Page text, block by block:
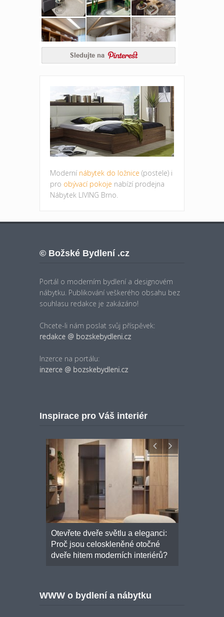
Moderní nábytek do ložnice (postele) i
pro obývací pokoje nabízí prodejna
Nábytek LIVING Brno.
© Božské Bydlení .cz
Portál o moderním bydlení a designovém
nábytku. Publikování veškerého obsahu bez
souhlasu redakce je zakázáno!
Chcete-li nám poslat svůj příspěvek:
redakce @ bozskebydleni.cz
Inzerce na portálu:
inzerce @ bozskebydleni.cz
Inspirace pro Váš interiér
Otevřete dveře světlu a eleganci:
Proč jsou celoskleněné otočné
dveře hitem moderních interiérů?
WWW o bydlení a nábytku